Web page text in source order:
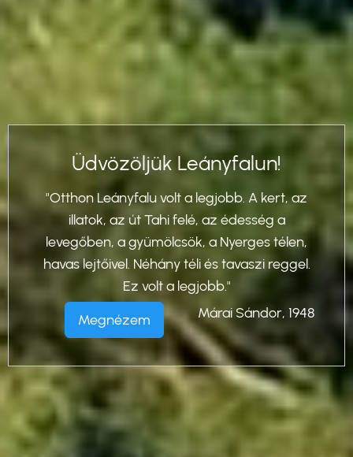
Üdvözöljük Leányfalun!
"Otthon Leányfalu volt a legjobb. A kert, az
illatok, az út Tahi felé, az édesség a
levegőben, a gyümölcsök, a Nyerges télen,
havas lejtőivel. Néhány téli és tavaszi reggel.
Ez volt a legjobb."
Márai Sándor, 1948
Megnézem